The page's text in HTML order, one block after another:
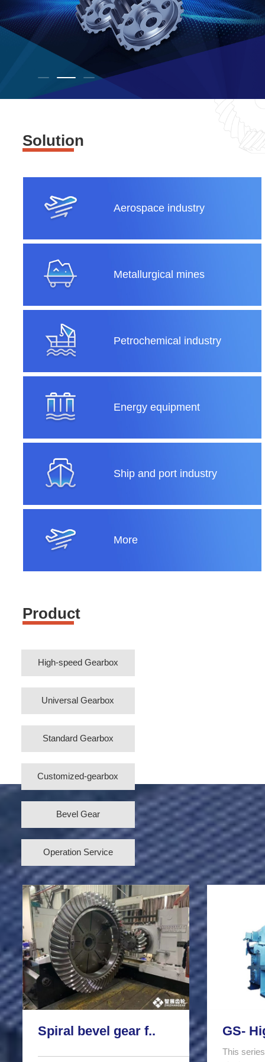
Solution
Aerospace industry
Metallurgical mines
Petrochemical industry
Energy equipment
Ship and port industry
More
Product
High-speed Gearbox
Universal Gearbox
Standard Gearbox
Customized-gearbox
Bevel Gear
Operation Service
Spiral bevel gear f.. GS-
This